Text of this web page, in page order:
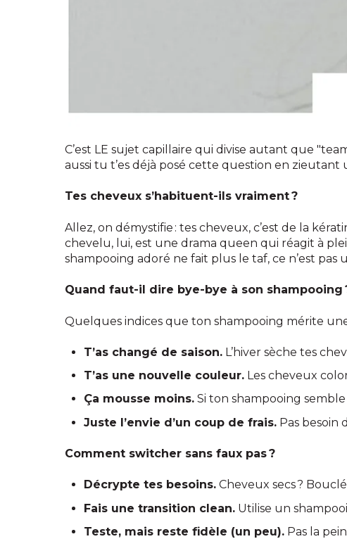
C’est LE sujet capillaire qui divise autant que
aussi tu t’es déjà posé cette question en
Tes cheveux s’habituent-ils vraiment ?
Allez, on démystifie : tes cheveux, c’est de la
chevelu, lui, est une drama queen qui réagit à
shampooing adoré ne fait plus le taf, ce n’est
Quand faut-il dire bye-bye à son shampooing
Quelques indices que ton shampooing mérite
T’as changé de saison. L’hiver sèche tes
T’as une nouvelle couleur. Les cheveux
Ça mousse moins. Si ton shampooing
Juste l’envie d’un coup de frais. Pas besoin
Comment switcher sans faux pas ?
Décrypte tes besoins. Cheveux secs ?
Fais une transition clean. Utilise un
Teste, mais reste fidèle (un peu). Pas la